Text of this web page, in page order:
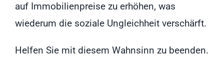
auf Immobilienpreise zu erhöhen, was
wiederum die soziale Ungleichheit verschärft.
Helfen Sie mit diesem Wahnsinn zu beenden.